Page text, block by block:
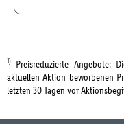
1) Preisreduzierte Angebote:
aktuellen Aktion beworbenen
letzten 30 Tagen vor